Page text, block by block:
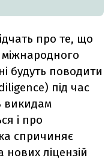
про те, що
будуть поводити
під час
викидам
і про
спричиняє
ліцензій